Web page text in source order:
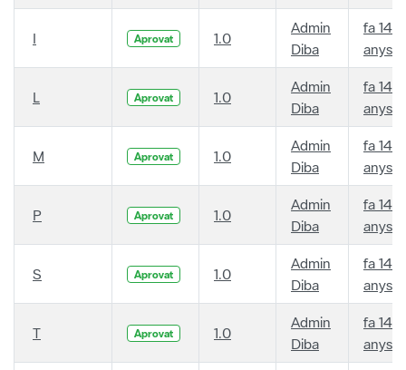
I Aprovat 1.0
Admin
Diba
fa 14
anys
L Aprovat 1.0
Admin
Diba
fa 14
anys
M Aprovat 1.0
Admin
Diba
fa 14
anys
P Aprovat 1.0
Admin
Diba
fa 14
anys
S Aprovat 1.0
Admin
Diba
fa 14
anys
T Aprovat 1.0
Admin
Diba
fa 14
anys